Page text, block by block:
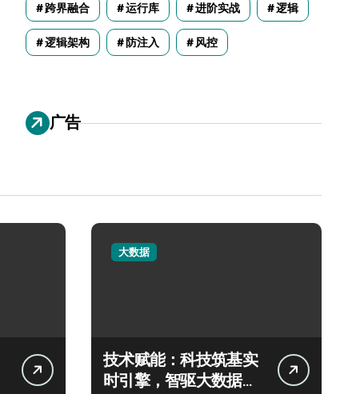
跨界融合 运行库 进阶实战 逻辑
逻辑架构 防注入 风控
广告
大数据
技术赋能：科技筑基实
时引擎，智驱大数据秒